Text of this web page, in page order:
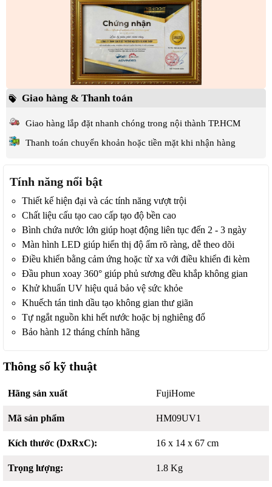
Giao hàng & Thanh toán
Giao hàng lắp đặt nhanh chóng trong nội thành TP.HCM
Thanh toán chuyển khoản hoặc tiền mặt khi nhận hàng
Tính năng nổi bật
Thiết kế hiện đại và các tính năng vượt trội
Chất liệu cấu tạo cao cấp tạo độ bền cao
Bình chứa nước lớn giúp hoạt động liên tục đến 2 - 3 ngày
Màn hình LED giúp hiển thị độ ẩm rõ ràng, dễ theo dõi
Điều khiển bằng cảm ứng hoặc từ xa với điều khiển đi kèm
Đầu phun xoay 360° giúp phủ sương đều khắp không gian
Khử khuẩn UV hiệu quả bảo vệ sức khỏe
Khuếch tán tinh dầu tạo không gian thư giãn
Tự ngắt nguồn khi hết nước hoặc bị nghiêng đổ
Bảo hành 12 tháng chính hãng
Thông số kỹ thuật
Hãng sản xuất FujiHome
Mã sản phẩm HM09UV1
Kích thước (DxRxC): 16 x 14 x 67 cm
Trọng lượng: 1.8 Kg